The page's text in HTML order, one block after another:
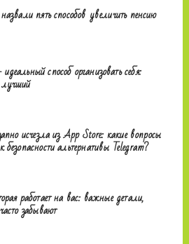
пять способов увеличить пенсию
способ организовать себя:
исчезла из App Store: какие вопросы
безопасности альтернативы Telegram?
работает на вас: важные детали,
забывают